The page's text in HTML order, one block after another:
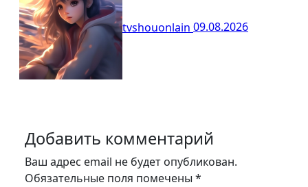
tvshouonlain 09.08.2026
Добавить комментарий
Ваш адрес email не будет опубликован.
Обязательные поля помечены *